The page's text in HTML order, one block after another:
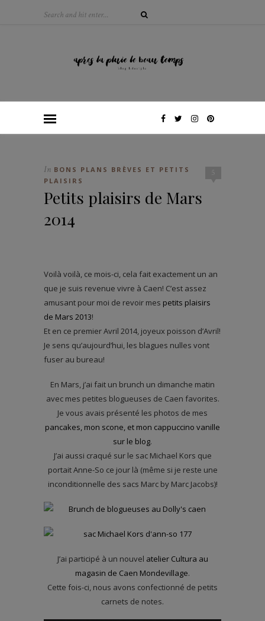
In BONS PLANS BRÈVES ET PETITS
PLAISIRS
Petits plaisirs de Mars
2014
Voilà voilà, ce mois-ci, cela fait exactement un an
que je suis revenue vivre à Caen! C’est assez
amusant pour moi de revoir mes petits plaisirs
de Mars 2013!
Et en ce premier Avril 2014, joyeux poisson d’Avril!
Je sens qu’aujourd’hui, les blagues nulles vont
fuser au bureau!
En Mars, j’ai fait un brunch un dimanche matin
avec mes petites blogueuses de Caen favorites.
Je vous avais présenté les photos de mes
pancakes, mon scone, et mon cappuccino vanille
sur le blog.
J’ai aussi craqué sur le sac Michael Kors que
portait Anne-So ce jour là (même si je reste une
inconditionnelle des sacs Marc by Marc Jacobs)!
J’ai participé à un nouvel atelier Cultura au
magasin de Caen Mondevillage.
Cette fois-ci, nous avons confectionné de petits
carnets de notes.